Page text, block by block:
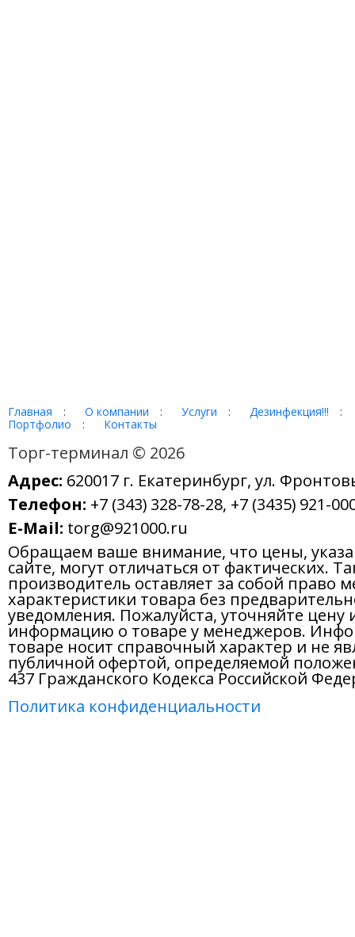
Дезинфекция!!!
Портфолио
Контакты
Торг-терминал © 2026
Адрес: 620017 г. Екатеринбург, ул.
Телефон: +7 (343) 328-78-28, +7 (3435) 921-
E-Mail: torg@921000.ru
Обращаем ваше внимание, что цены,
сайте, могут отличаться от фактических.
производитель оставляет за собой право
характеристики товара без
уведомления. Пожалуйста, уточняйте цену
информацию о товаре у менеджеров.
товаре носит справочный характер и не
публичной офертой, определяемой
437 Гражданского Кодекса Российской
Политика конфиденциальности